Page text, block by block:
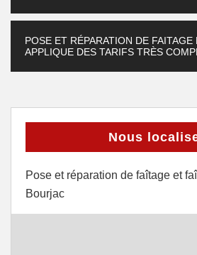
POSE ET RÉPARATION DE
APPLIQUE DES TARIFS TRÈS
Nous
Pose et réparation de faîtage et
Bourjac